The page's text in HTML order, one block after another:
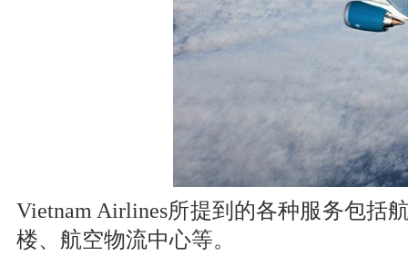
Vietnam Airlines所提到的各种服务包括
楼、航空物流中心等。